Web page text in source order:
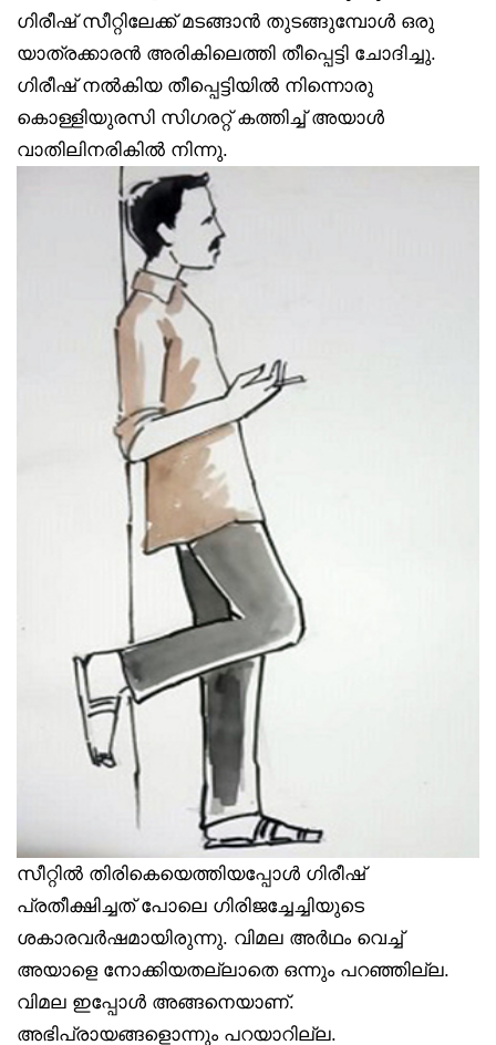
ഗിരീഷ് സീറ്റിലേക്ക് മടങ്ങാൻ തുടങ്ങുമ്പോൾ ഒരു
യാത്രക്കാരൻ അരികിലെത്തി തീപ്പെട്ടി ചോദിച്ചു.
ഗിരീഷ് നൽകിയ തീപ്പെട്ടിയിൽ നിന്നൊരു
കൊള്ളിയുരസി സിഗരറ്റ് കത്തിച്ച് അയാൾ
വാതിലിനരികിൽ നിന്നു.
സീറ്റിൽ തിരികെയെത്തിയപ്പോൾ ഗിരീഷ്
പ്രതീക്ഷിച്ചത് പോലെ ഗിരിജച്ചേച്ചിയുടെ
ശകാരവർഷമായിരുന്നു. വിമല അർഥം വെച്ച്
അയാളെ നോക്കിയതല്ലാതെ ഒന്നും പറഞ്ഞില്ല.
വിമല ഇപ്പോൾ അങ്ങനെയാണ്.
അഭിപ്രായങ്ങളൊന്നും പറയാറില്ല.